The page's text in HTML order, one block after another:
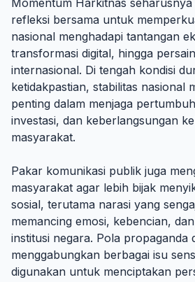
Momentum Harkitnas seharusnya
refleksi bersama untuk
nasional menghadapi tantangan
transformasi digital, hingga
internasional. Di tengah kondisi
ketidakpastian, stabilitas nasional
penting dalam menjaga
investasi, dan keberlangsungan
masyarakat.
Pakar komunikasi publik juga
masyarakat agar lebih bijak
sosial, terutama narasi yang
memancing emosi, kebencian,
institusi negara. Pola propaganda
menggabungkan berbagai isu
digunakan untuk menciptakan